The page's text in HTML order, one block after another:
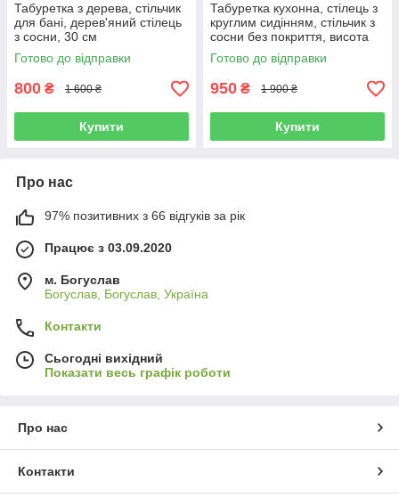
Табуретка з дерева, стільчик
для бані, дерев'яний стілець
з сосни, 30 см
Готово до відправки
800 ₴ 1 600 ₴
Купити
Табуретка кухонна, стілець з
круглим сидінням, стільчик з
сосни без покриття, висота
40 см
Готово до відправки
950 ₴ 1 900 ₴
Купити
Про нас
97% позитивних з 66 відгуків за рік
Працює з 03.09.2020
м. Богуслав
Богуслав, Богуслав, Україна
Контакти
Сьогодні вихідний
Показати весь графік роботи
Про нас
Контакти